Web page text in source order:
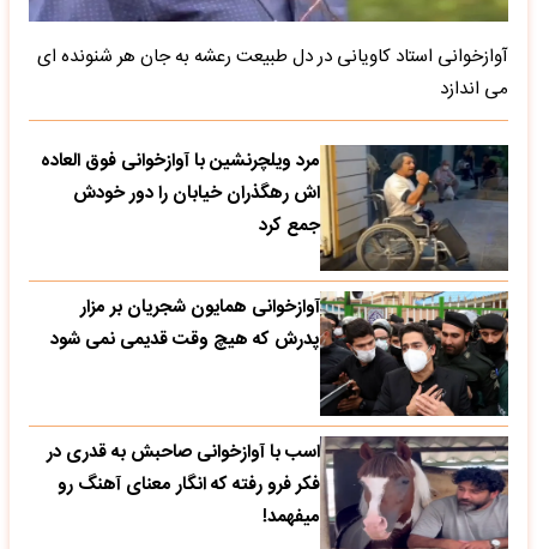
آوازخوانی استاد کاویانی در دل طبیعت رعشه به جان هر شنونده ای
می اندازد
مرد ویلچرنشین با آوازخوانی فوق العاده
اش رهگذران خیابان را دور خودش
جمع کرد
آوازخوانی همایون شجریان بر مزار
پدرش که هیچ وقت قدیمی نمی شود
اسب با آوازخوانی صاحبش به قدری در
فکر فرو رفته که انگار معنای آهنگ رو
میفهمد!